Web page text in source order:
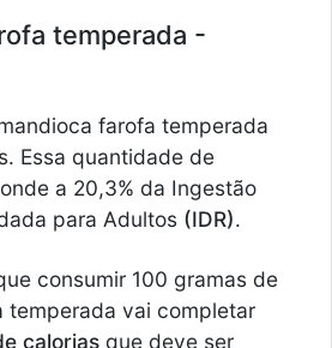
temperada -
farofa temperada
Essa quantidade de
a 20,3% da Ingestão
para Adultos (IDR).
consumir 100 gramas de
temperada vai completar
calorias que deve ser